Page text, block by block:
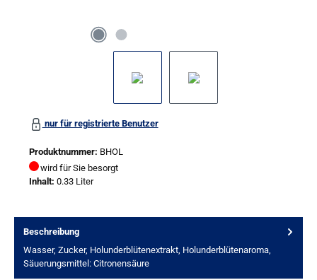
nur für registrierte Benutzer
Produktnummer: BHOL
wird für Sie besorgt
Inhalt: 0.33 Liter
Beschreibung
Wasser, Zucker, Holunderblütenextrakt, Holunderblütenaroma,
Säuerungsmittel: Citronensäure